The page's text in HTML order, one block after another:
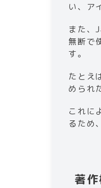
い、ア
また、
無断で
す。
たとえ
められ
これに
るため
著